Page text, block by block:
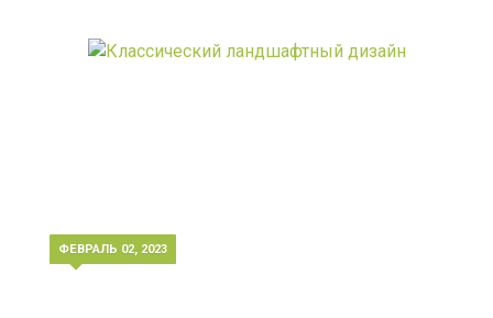
ФЕВРАЛЬ 02, 2023